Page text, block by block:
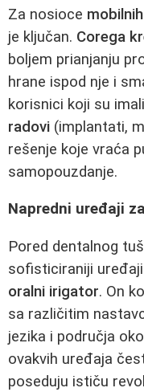
Za nosioce
je ključan. Corega
boljem prianjanju
hrane ispod nje i
korisnici koji su
radovi (implantati,
rešenje koje vraća
samopouzdanje.
Napredni uređaji
Pored dentalnog
sofisticiraniji
oralni irigator. On
sa različitim
jezika i područja
ovakvih uređaja
poseduju ističu